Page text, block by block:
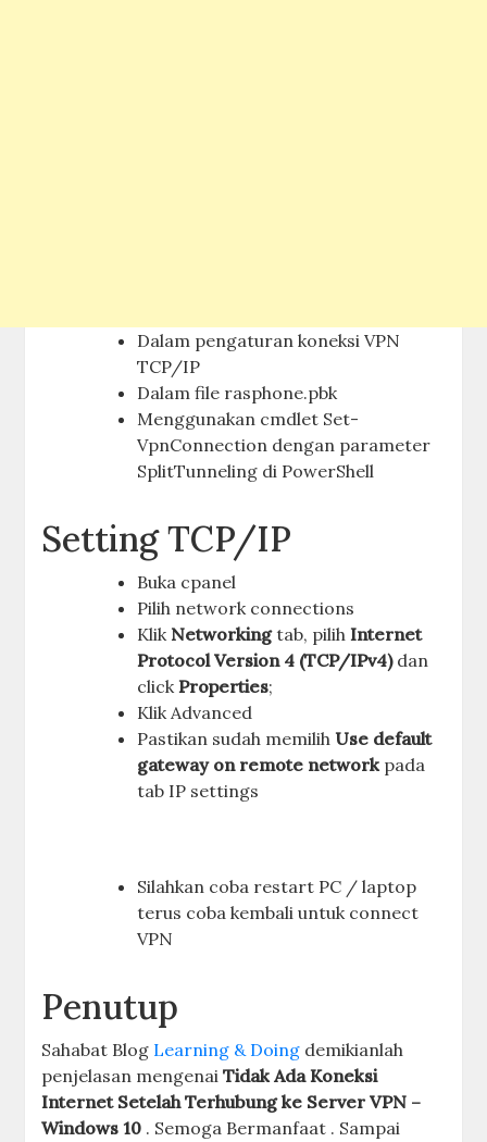
Dalam pengaturan koneksi VPN
TCP/IP
Dalam file rasphone.pbk
Menggunakan cmdlet Set-
VpnConnection dengan parameter
SplitTunneling di PowerShell
Setting TCP/IP
Buka cpanel
Pilih network connections
Klik Networkingtab, pilihInternet
Protocol Version 4 (TCP/IPv4)dan
clickProperties;
Klik Advanced
Pastikan sudah memilih Use default
gateway on remote networkpada
tab IP settings
Silahkan coba restart PC / laptop
terus coba kembali untuk connect
VPN
Penutup
Sahabat Blog Learning & Doing demikianlah
penjelasan mengenaiTidak Ada Koneksi
Internet Setelah Terhubung ke Server VPN –
Windows 10 . Semoga Bermanfaat . Sampai